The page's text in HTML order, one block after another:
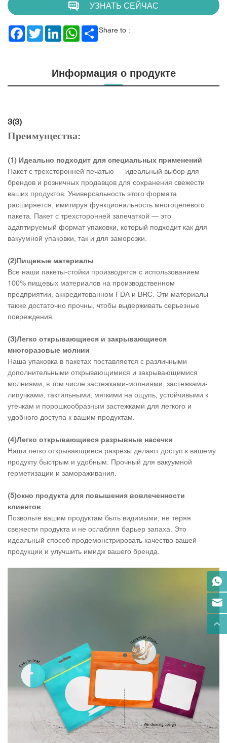
УЗНАТЬ СЕЙЧАС
Share to :
FacebookTwitterLinkedInWhatsApp
Share
Информация о продукте
3(3)
Преимущества:
(1) Идеально подходит для специальных применений
Пакет с трехсторонней печатью — идеальный выбор для
брендов и розничных продавцов для сохранения свежести
ваших продуктов. Универсальность этого формата
расширяется, имитируя функциональность многоцелевого
пакета. Пакет с трехсторонней запечаткой — это
адаптируемый формат упаковки, который подходит как для
вакуумной упаковки, так и для заморозки.
(2)Пищевые материалы
Все наши пакеты-стойки производятся с использованием
100% пищевых материалов на производственном
предприятии, аккредитованном FDA и BRC. Эти материалы
также достаточно прочны, чтобы выдерживать серьезные
повреждения.
(3)Легко открывающиеся и закрывающиеся
многоразовые молнии
Наша упаковка в пакетах поставляется с различными
дополнительными открывающимися и закрывающимися
молниями, в том числе застежками-молниями, застежками-
липучками, тактильными, мягкими на ощупь, устойчивыми к
утечкам и порошкообразным застежками для легкого и
удобного доступа к вашим продуктам.
(4)Легко открывающиеся разрывные насечки
Наши легко открывающиеся разрезы делают доступ к вашему
продукту быстрым и удобным. Прочный для вакуумной
герметизации и замораживания.
(5)окно продукта для повышения вовлеченности
клиентов
Позвольте вашим продуктам быть видимыми, не теряя
свежести продукта и не ослабляя барьер запаха. Это
идеальный способ продемонстрировать качество вашей
продукции и улучшить имидж вашего бренда.